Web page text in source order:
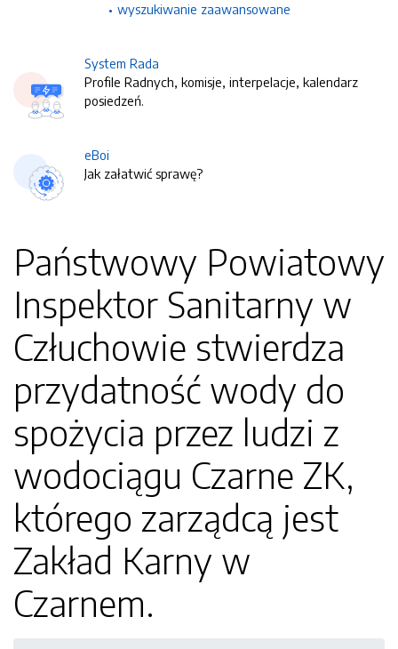
wyszukiwanie zaawansowane
System Rada
Profile Radnych, komisje, interpelacje, kalendarz
posiedzeń.
eBoi
Jak załatwić sprawę?
Państwowy Powiatowy
Inspektor Sanitarny w
Człuchowie stwierdza
przydatność wody do
spożycia przez ludzi z
wodociągu Czarne ZK,
którego zarządcą jest
Zakład Karny w
Czarnem.